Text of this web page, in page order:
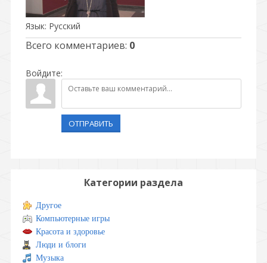
Язык: Русский
Всего комментариев: 0
Войдите:
ОТПРАВИТЬ
Категории раздела
Другое
Компьютерные игры
Красота и здоровье
Люди и блоги
Музыка